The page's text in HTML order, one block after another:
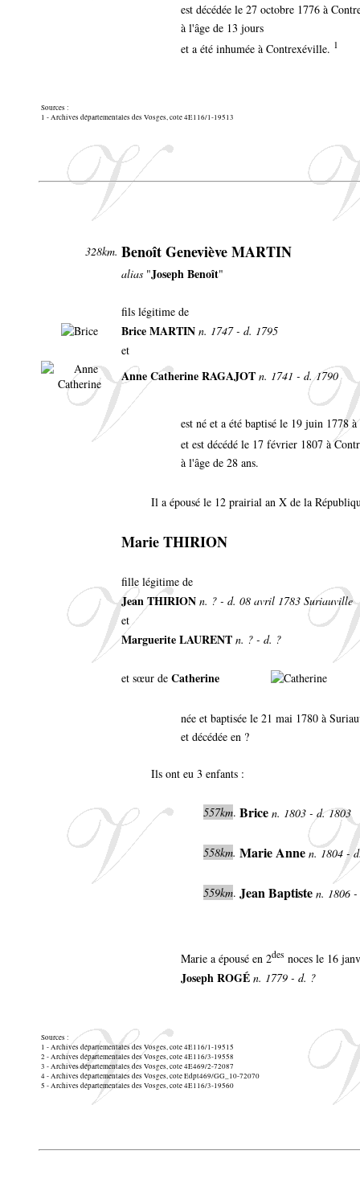
est décédée le 27 octobre 1776 à
à l'âge de 13 jours
et a été inhumée à Contrexéville. 1
Sources :
1 - Archives départementales des Vosges, cote 4E116/1-19513
328km. Benoît Geneviève MARTIN
alias "Joseph Benoît"
fils légitime de
Brice MARTIN n. 1747 - d. 1795
et
Anne Catherine RAGAJOT n. 1741 - d. 1790
est né et a été baptisé le 19 juin 1778
et est décédé le 17 février 1807 à
à l'âge de 28 ans.
Il a épousé le 12 prairial an X de la
Marie THIRION
fille légitime de
Jean THIRION n. ? - d. 08 avril 1783 Suriauville
et
Marguerite LAURENT n. ? - d. ?
et sœur de Catherine
née et baptisée le 21 mai 1780 à
et décédée en ?
Ils ont eu 3 enfants :
557km. Brice n. 1803 - d. 1803
558km. Marie Anne n. 1804 -
559km. Jean Baptiste n. 1806
Marie a épousé en 2des noces le 16
Joseph ROGÉ n. 1779 - d. ?
Sources :
1 - Archives départementales des Vosges, cote 4E116/1-19515
2 - Archives départementales des Vosges, cote 4E116/3-19558
3 - Archives départementales des Vosges, cote 4E469/2-72087
4 - Archives départementales des Vosges, cote Edpt469/GG_10-72070
5 - Archives départementales des Vosges, cote 4E116/3-19560